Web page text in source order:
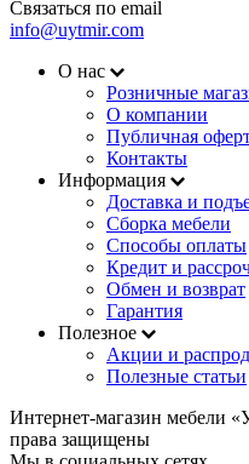
Связаться по email
info@uytmir.com
О нас
Розничные
О компании
Публичная
Контакты
Информация
Доставка и
Сборка мебели
Способы оплаты
Кредит и
Обмен и возврат
Гарантия
Полезное
Акции и
Полезные статьи
Интернет-магазин мебели
права защищены